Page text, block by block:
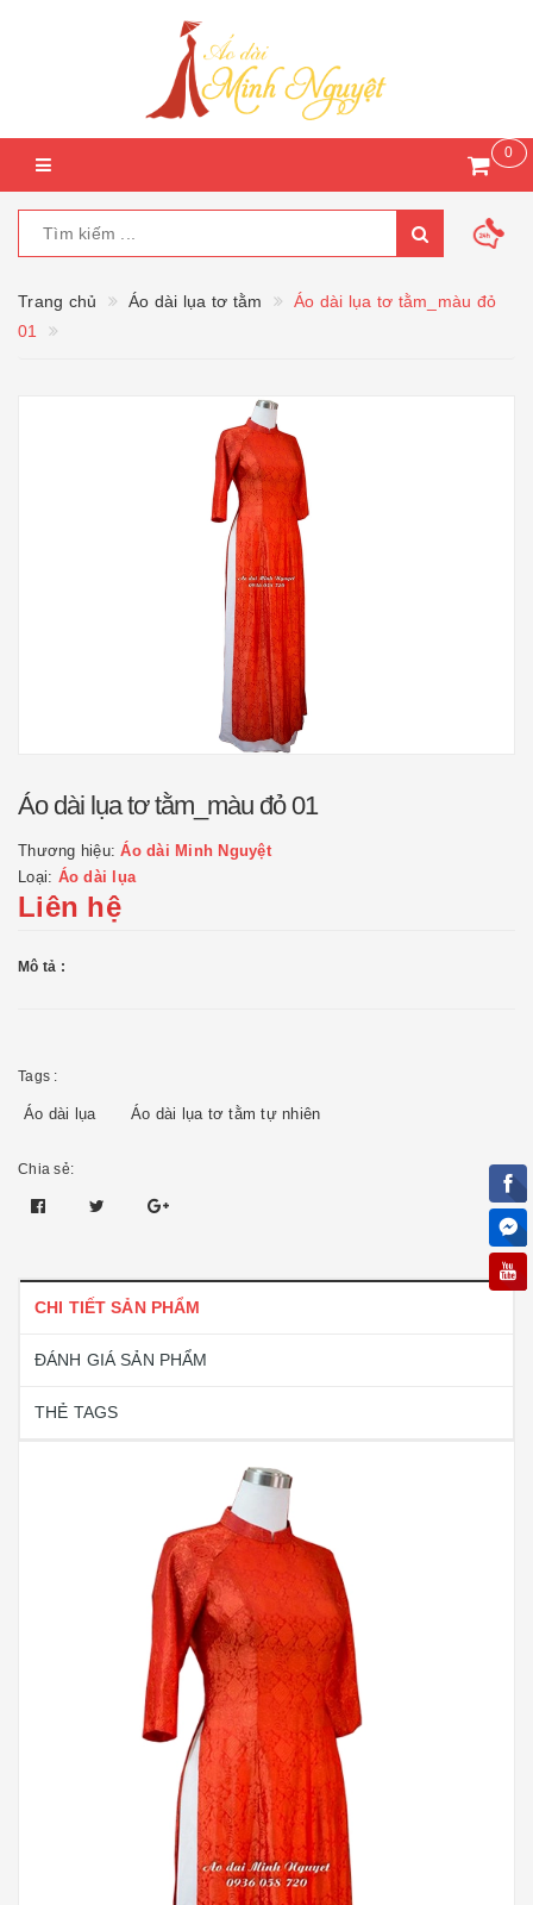
0
Trang chủ Áo dài lụa tơ tằm
Áo dài lụa tơ tằm_màu đỏ
01
Áo dài lụa tơ tằm_màu đỏ 01
Thương hiệu:Áo dài Minh Nguyệt
Loại: Áo dài lụa
Liên hệ
Mô tả :
Tags :
Áo dài lụa Áo dài lụa tơ tằm tự nhiên
Chia sẻ:
CHI TIẾT SẢN PHẨM
ĐÁNH GIÁ SẢN PHẨM
THẺ TAGS